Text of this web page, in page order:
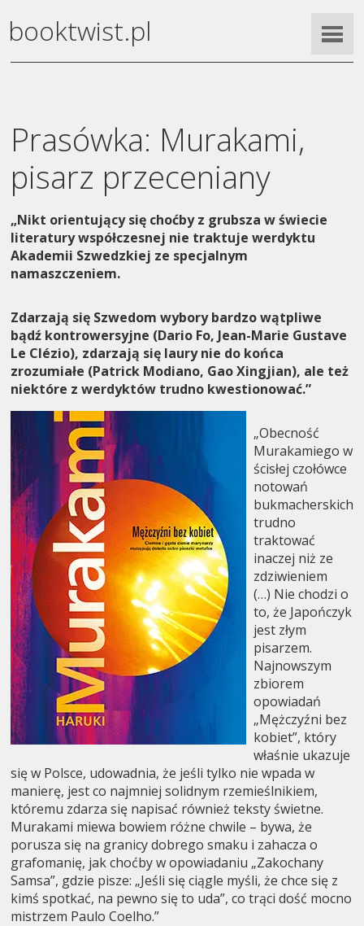
booktwist.pl
Prasówka: Murakami,
pisarz przeceniany
„Nikt orientujący się choćby z grubsza w świecie
literatury współczesnej nie traktuje werdyktu
Akademii Szwedzkiej ze specjalnym
namaszczeniem.
Zdarzają się Szwedom wybory bardzo wątpliwe
bądź kontrowersyjne (Dario Fo, Jean-Marie Gustave
Le Clézio), zdarzają się laury nie do końca
zrozumiałe (Patrick Modiano, Gao Xingjian), ale też
niektóre z werdyktów trudno kwestionować.”
„Obecność
Murakamiego w
ścisłej czołówce
notowań
bukmacherskich
trudno
traktować
inaczej niż ze
zdziwieniem
(…) Nie chodzi o
to, że Japończyk
jest złym
pisarzem.
Najnowszym
zbiorem
opowiadań
„Mężczyźni bez
kobiet”, który
właśnie ukazuje
się w Polsce, udowadnia, że jeśli tylko nie wpada w
manierę, jest co najmniej solidnym rzemieślnikiem,
któremu zdarza się napisać również teksty świetne.
Murakami miewa bowiem różne chwile – bywa, że
porusza się na granicy dobrego smaku i zahacza o
grafomanię, jak choćby w opowiadaniu „Zakochany
Samsa”, gdzie pisze: „Jeśli się ciągle myśli, że chce się z
kimś spotkać, na pewno się to uda”, co trąci dość mocno
mistrzem Paulo Coelho.”